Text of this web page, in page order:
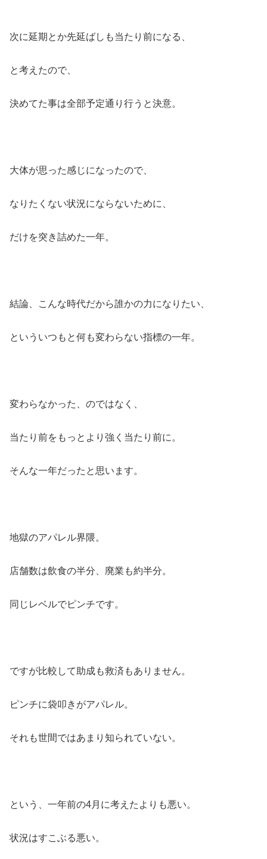
次に延期とか先延ばしも当たり前になる、
と考えたので、
決めてた事は全部予定通り行うと決意。
大体が思った感じになったので、
なりたくない状況にならないために、
だけを突き詰めた一年。
結論、こんな時代だから誰かの力になりたい、
といういつもと何も変わらない指標の一年。
変わらなかった、のではなく、
当たり前をもっとより強く当たり前に。
そんな一年だったと思います。
地獄のアパレル界隈。
店舗数は飲食の半分、廃業も約半分。
同じレベルでピンチです。
ですが比較して助成も救済もありません。
ピンチに袋叩きがアパレル。
それも世間ではあまり知られていない。
という、一年前の4月に考えたよりも悪い。
状況はすこぶる悪い。